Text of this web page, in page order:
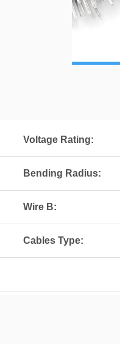
Voltage Rating:
Bending Radius:
Wire B:
Cables Type: